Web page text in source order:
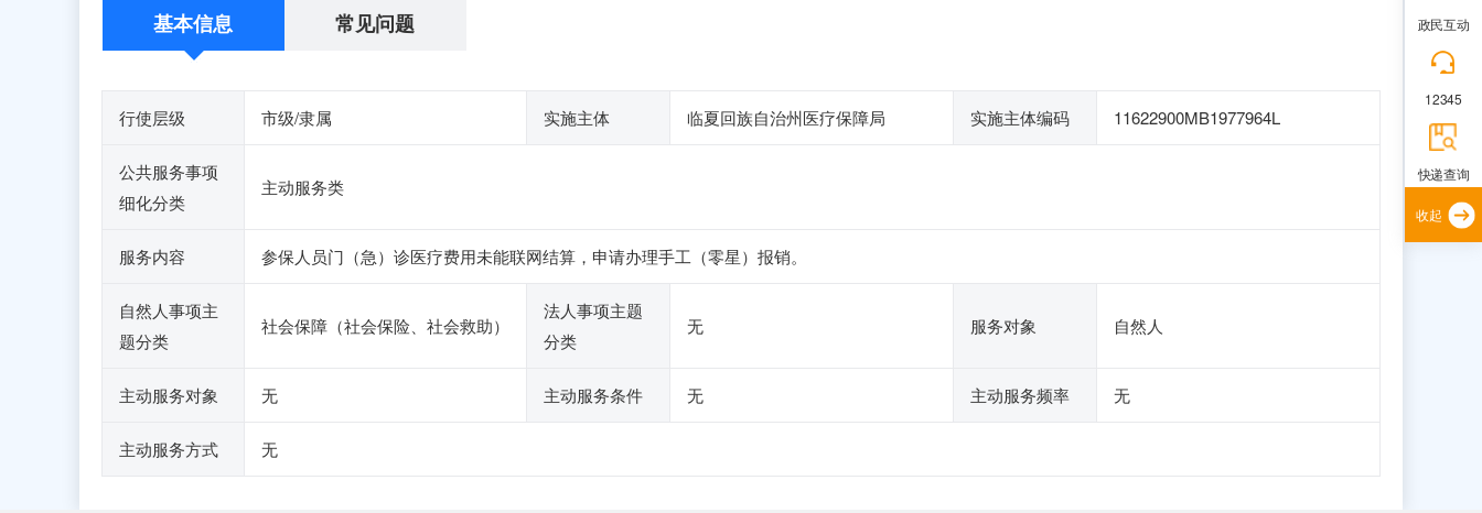
基本信息 常见问题
行使层级 市级/隶属 实施主体 临夏回族自治州医疗保障局 实施主体编码 11622900MB1977964L
公共服务事项
细化分类
主动服务类
服务内容 参保人员门（急）诊医疗费用未能联网结算，申请办理手工（零星）报销。
自然人事项主
题分类
社会保障（社会保险、社会救助）
法人事项主题
分类
无 服务对象 自然人
主动服务对象 无 主动服务条件 无 主动服务频率 无
主动服务方式 无
政民互动
12345
快递查询
收起